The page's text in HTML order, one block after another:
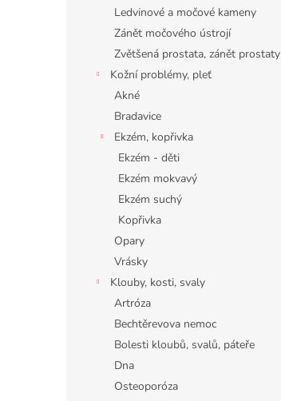
Ledvinové a močové kameny
Zánět močového ústrojí
Zvětšená prostata, zánět prostaty
Kožní problémy, pleť
Akné
Bradavice
Ekzém, kopřivka
Ekzém - děti
Ekzém mokvavý
Ekzém suchý
Kopřivka
Opary
Vrásky
Klouby, kosti, svaly
Artróza
Bechtěrevova nemoc
Bolesti kloubů, svalů, páteře
Dna
Osteoporóza